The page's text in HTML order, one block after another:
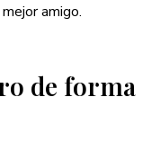
amigo.
de forma